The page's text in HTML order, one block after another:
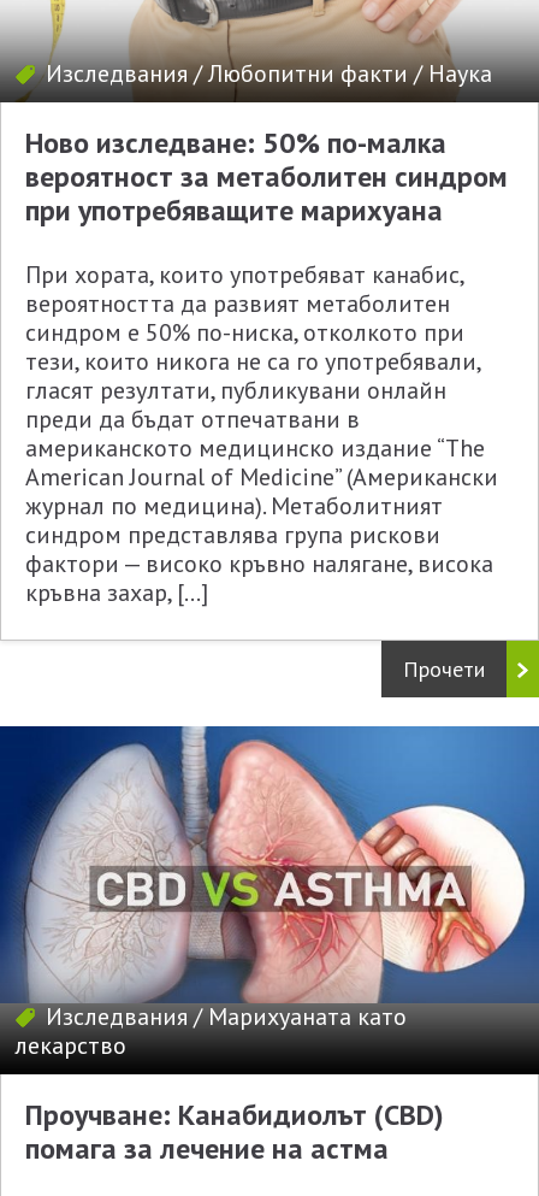
Изследвания/Любопитни факти/Наука
Ново изследване: 50% по-малка
вероятност за метаболитен синдром
при употребяващите марихуана
При хората, които употребяват канабис,
вероятността да развият метаболитен
синдром е 50% по-ниска, отколкото при
тези, които никога не са го употребявали,
гласят резултати, публикувани онлайн
преди да бъдат отпечатвани в
американското медицинско издание “The
American Journal of Medicine” (Американски
журнал по медицина). Метаболитният
синдром представлява група рискови
фактори — високо кръвно налягане, висока
кръвна захар, […]
Прочети
Изследвания/Марихуаната като
лекарство
Проучване: Канабидиолът (CBD)
помага за лечение на астма